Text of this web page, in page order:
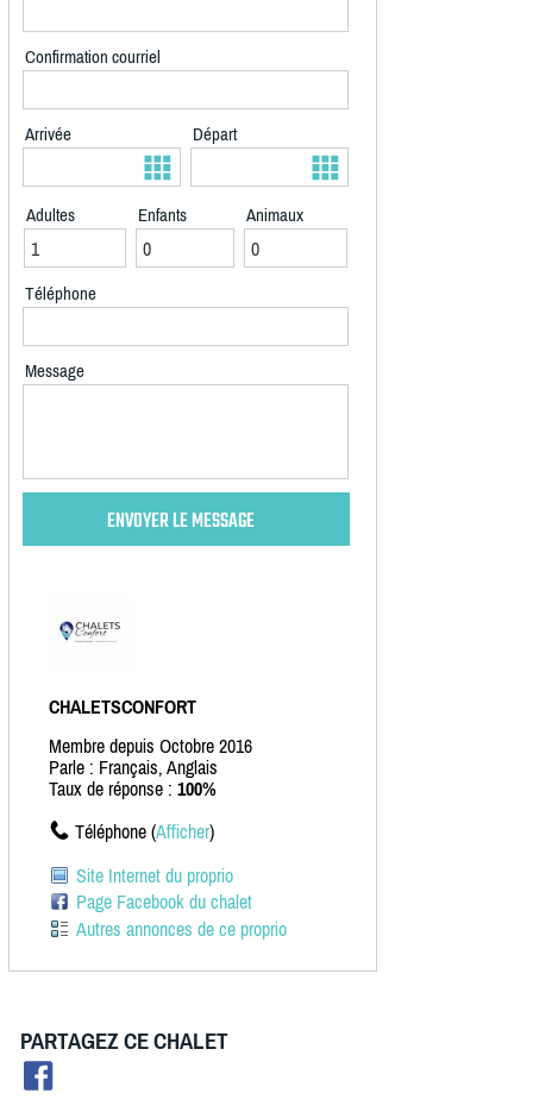
Confirmation courriel
Arrivée Départ
Adultes Enfants Animaux
Téléphone
Message
CHALETSCONFORT
Membre depuis Octobre 2016
Parle : Français, Anglais
Taux de réponse : 100%
Téléphone (Afficher)
Site Internet du proprio
Page Facebook du chalet
Autres annonces de ce proprio
PARTAGEZ CE CHALET